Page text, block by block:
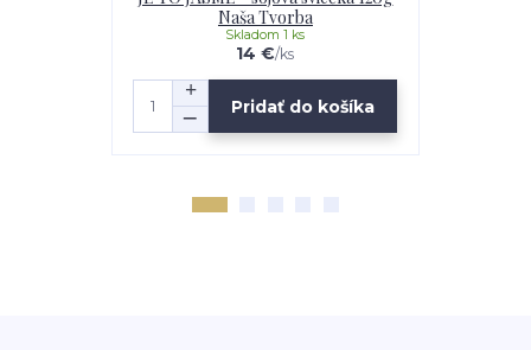
Naša Tvorba
14 €/ks
Skladom 1 ks
Pridať do košíka